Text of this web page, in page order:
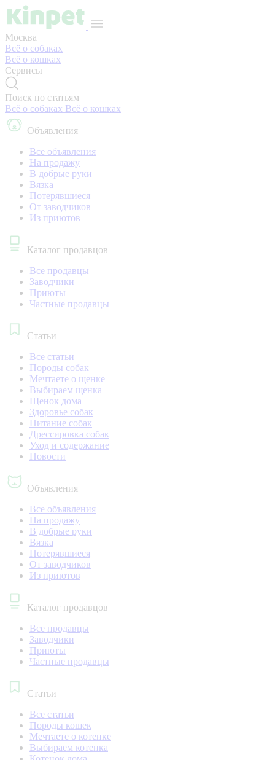
Москва
Всё о собаках
Всё о кошках
Сервисы
Поиск по статьям
Всё о собаках Всё о кошках
Объявления
Все объявления
На продажу
В добрые руки
Вязка
Потерявшиеся
От заводчиков
Из приютов
Каталог продавцов
Все продавцы
Заводчики
Приюты
Частные продавцы
Статьи
Все статьи
Породы собак
Мечтаете о щенке
Выбираем щенка
Щенок дома
Здоровье собак
Питание собак
Дрессировка собак
Уход и содержание
Новости
Объявления
Все объявления
На продажу
В добрые руки
Вязка
Потерявшиеся
От заводчиков
Из приютов
Каталог продавцов
Все продавцы
Заводчики
Приюты
Частные продавцы
Статьи
Все статьи
Породы кошек
Мечтаете о котенке
Выбираем котенка